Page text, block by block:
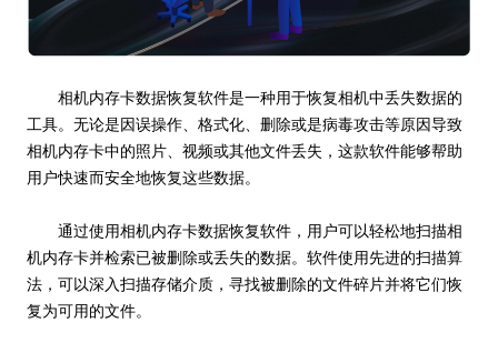
相机内存卡数据恢复软件是一种用于恢复相机中丢失数据的
工具。无论是因误操作、格式化、删除或是病毒攻击等原因导致
相机内存卡中的照片、视频或其他文件丢失，这款软件能够帮助
用户快速而安全地恢复这些数据。
通过使用相机内存卡数据恢复软件，用户可以轻松地扫描相
机内存卡并检索已被删除或丢失的数据。软件使用先进的扫描算
法，可以深入扫描存储介质，寻找被删除的文件碎片并将它们恢
复为可用的文件。